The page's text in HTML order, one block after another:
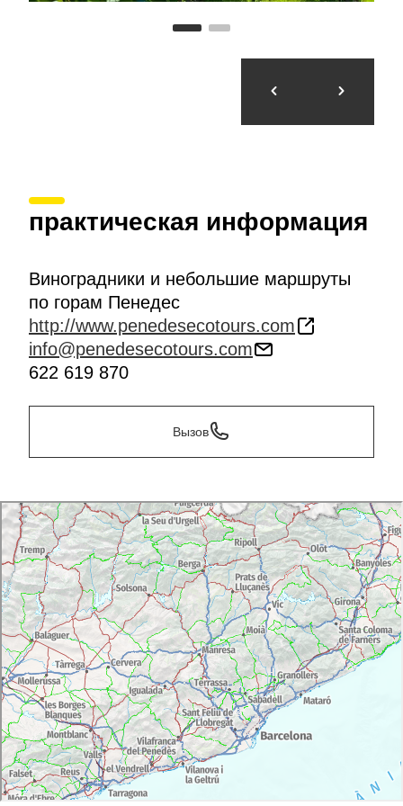
практическая информация
Виноградники и небольшие маршруты
по горам Пенедес
http://www.penedesecotours.com
info@penedesecotours.com
622 619 870
Вызов